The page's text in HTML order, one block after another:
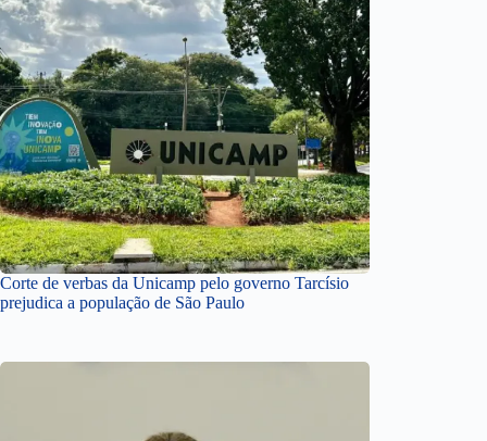
Corte de verbas da Unicamp pelo governo Tarcísio
prejudica a população de São Paulo